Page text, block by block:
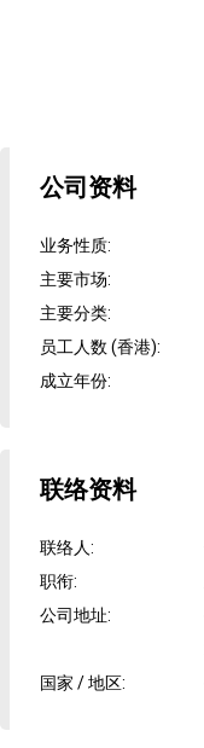
公司资料
业务性质:
主要市场:
主要分类:
员工人数 (香港):
成立年份:
联络资料
联络人:
职衔:
公司地址:
国家 / 地区: